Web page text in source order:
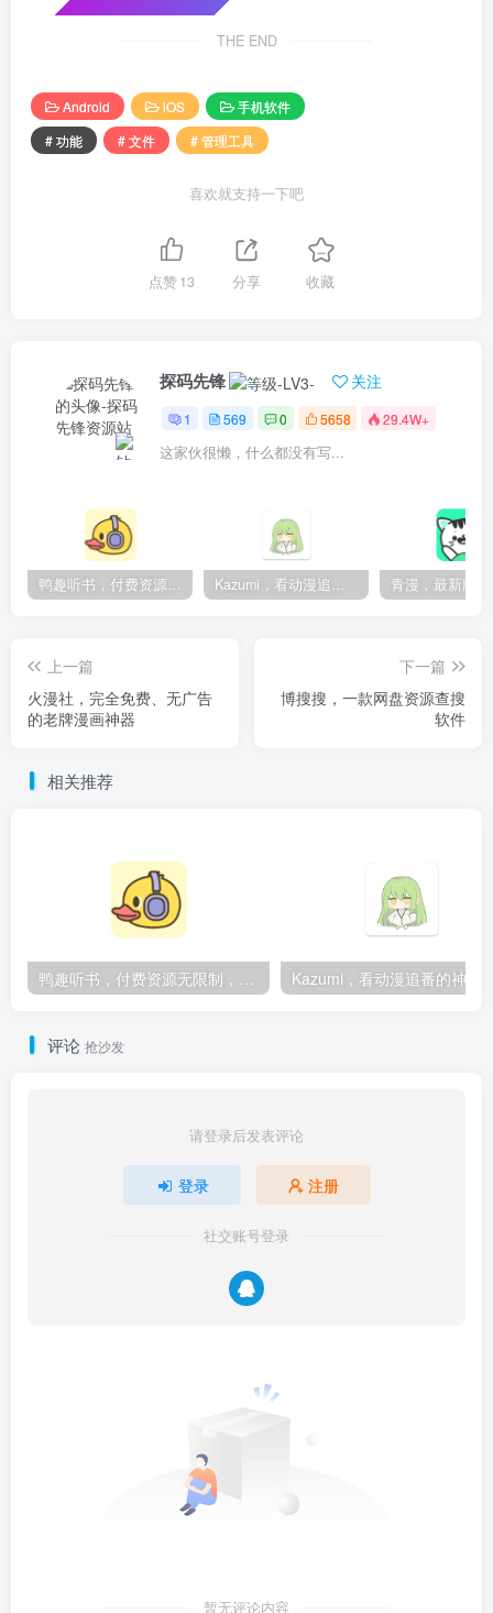
THE END
Android iOS
手机软件
# 功能
# 文件 # 管理工具
喜欢就支持一下吧
点赞13 分享 收藏
探码先锋 关注
1 569 0 5658 29.4W+
这家伙很懒，什么都没有写...
鸭趣听书，付费资源无限制，内置多书源 Kazumi，看动漫追番的神器，纯净无广
上一篇
火漫社，完全免费、无广告
的老牌漫画神器
下一篇
博搜搜，一款网盘资源查搜
软件
相关推荐
鸭趣听书，付费资源无限制，内置多书源
评论 抢沙发
请登录后发表评论
登录 注册
社交账号登录
暂无评论内容